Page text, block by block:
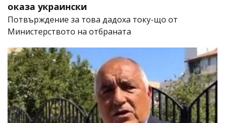
оказа украински
Потвърждение за това дадоха току-що от
Министерството на отбраната